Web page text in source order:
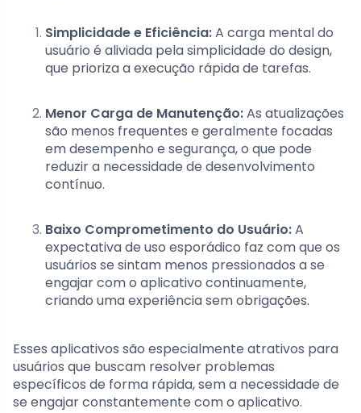
Simplicidade e Eficiência:A carga mental do
usuário é aliviada pela simplicidade do design,
que prioriza a execução rápida de tarefas.
Menor Carga de Manutenção:As atualizações
são menos frequentes e geralmente focadas
em desempenho e segurança, o que pode
reduzir a necessidade de desenvolvimento
contínuo.
Baixo Comprometimento do Usuário:A
expectativa de uso esporádico faz com que os
usuários se sintam menos pressionados a se
engajar com o aplicativo continuamente,
criando uma experiência sem obrigações.
Esses aplicativos são especialmente atrativos para
usuários que buscam resolver problemas
específicos de forma rápida, sem a necessidade de
se engajar constantemente com o aplicativo.